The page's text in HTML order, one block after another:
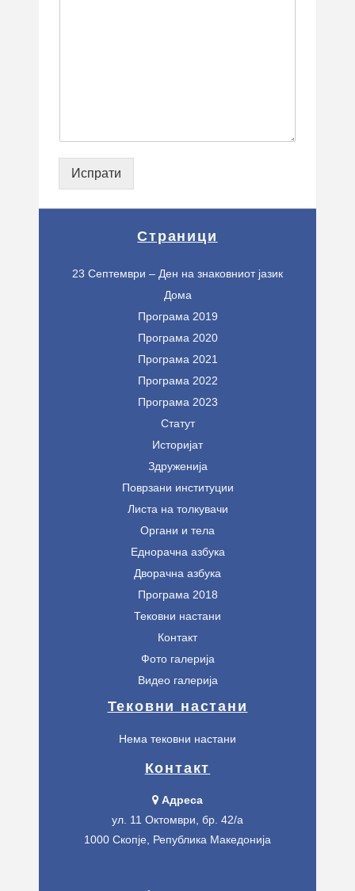
Испрати
Страници
23 Септември – Ден на знаковниот јазик
Дома
Програма 2019
Програма 2020
Програма 2021
Програма 2022
Програма 2023
Статут
Историјат
Здруженија
Поврзани институции
Листа на толкувачи
Органи и тела
Еднорачна азбука
Дворачна азбука
Програма 2018
Тековни настани
Контакт
Фото галерија
Видео галерија
Тековни настани
Нема тековни настани
Контакт
Адреса
ул. 11 Октомври, бр. 42/а
1000 Скопје, Република Македонија